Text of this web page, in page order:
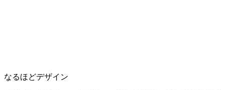
なるほどデザイン